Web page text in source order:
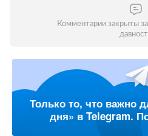
Комментарии закрыты
Только то, что важно
дня» в Telegram.